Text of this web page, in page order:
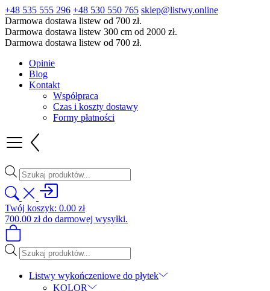
+48 535 555 296 +48 530 550 765 sklep@listwy.online
Darmowa dostawa listew od 700 zł.
Darmowa dostawa listew 300 cm od 2000 zł.
Darmowa dostawa listew od 700 zł.
Opinie
Blog
Kontakt
Współpraca
Czas i koszty dostawy
Formy płatności
Wyszukiwarka
produktów
Twój koszyk: 0.00 zł
700.00 złdo darmowej wysyłki.
Wyszukiwarka
produktów
Listwy wykończeniowe do płytek
KOLOR